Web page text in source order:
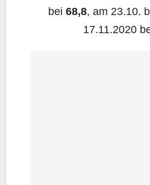
bei 68,8, am 23.10.
17.11.2020